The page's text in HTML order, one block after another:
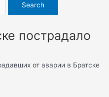
Search
пострадало
от аварии в Братске